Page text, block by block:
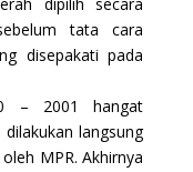
tata cara
disepakati pada
– 2001 hangat
langsung
MPR. Akhirnya